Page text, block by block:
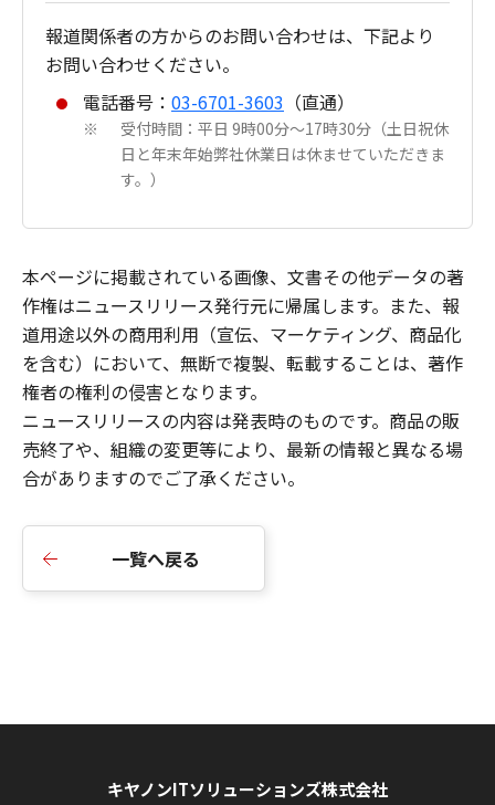
報道関係者の方からのお問い合わせは、下記より
お問い合わせください。
電話番号： 03-6701-3603 （直通）
※
受付時間：平日 9時00分～17時30分（土日祝休
日と年末年始弊社休業日は休ませていただきま
す。）
本ページに掲載されている画像、文書その他データの著
作権はニュースリリース発行元に帰属します。また、報
道用途以外の商用利用（宣伝、マーケティング、商品化
を含む）において、無断で複製、転載することは、著作
権者の権利の侵害となります。
ニュースリリースの内容は発表時のものです。商品の販
売終了や、組織の変更等により、最新の情報と異なる場
合がありますのでご了承ください。
一覧へ戻る
キヤノンITソリューションズ株式会社